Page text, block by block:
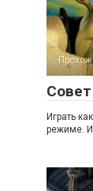
Играть
режиме.